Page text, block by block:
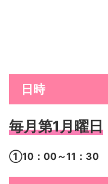
日時
毎月第1月曜日
①10：00～11：30